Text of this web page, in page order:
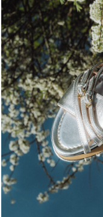
Blending sass